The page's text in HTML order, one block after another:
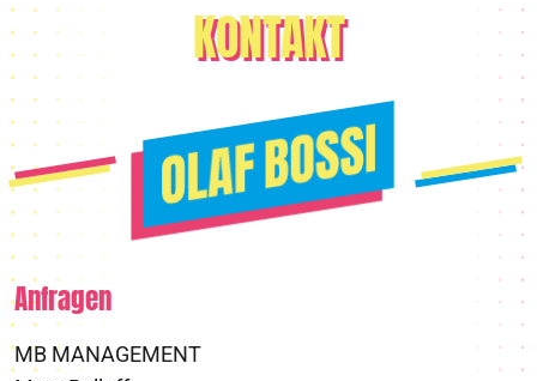
KONTAKT
Anfragen
MB MANAGEMENT